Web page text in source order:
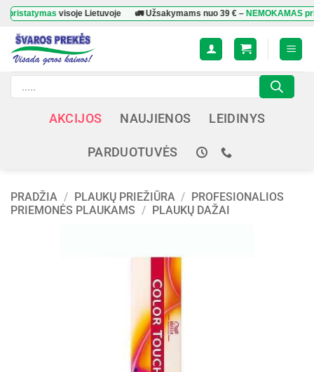
Skip
content
visoje Lietuvoje 🚛 Užsakymams nuo39 €–NEMOKAMAS
Products
search
AKCIJOS NAUJIENOS LEIDINYS
PARDUOTUVĖS
PRADŽIA / PLAUKŲ PRIEŽIŪRA / PROFESIONALIOS
PRIEMONĖS PLAUKAMS / PLAUKŲ DAŽAI